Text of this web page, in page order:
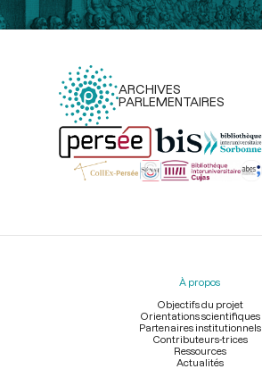
ARCHIVES
PARLEMENTAIRES
Menu
À propos
Objectifs du projet
Orientations scientifiques
Partenaires institutionnels
Contributeurs-trices
Ressources
Actualités